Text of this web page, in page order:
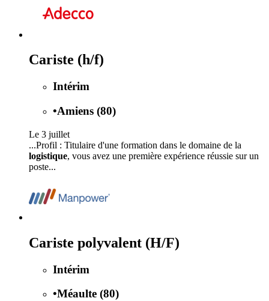
Cariste (h/f)
Intérim
•Amiens (80)
Le 3 juillet
...Profil : Titulaire d'une formation dans le domaine de la
logistique, vous avez une première expérience réussie sur un
poste...
Cariste polyvalent (H/F)
Intérim
•Méaulte (80)